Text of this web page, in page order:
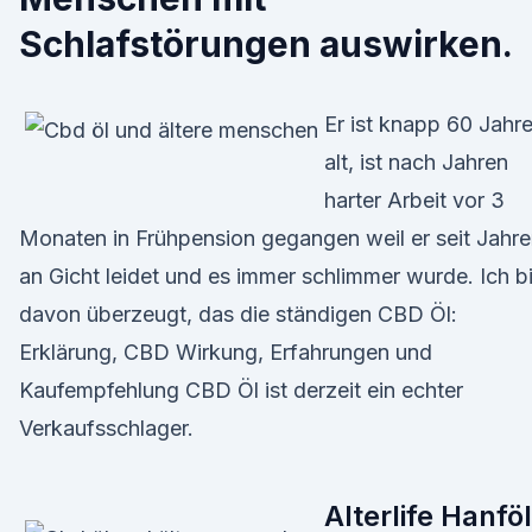
Schlafstörungen auswirken.
Er ist knapp 60 Jahre
alt, ist nach Jahren
harter Arbeit vor 3
Monaten in Frühpension gegangen weil er seit
an Gicht leidet und es immer schlimmer wurde. Ich
davon überzeugt, das die ständigen CBD Öl:
Erklärung, CBD Wirkung, Erfahrungen und
Kaufempfehlung CBD Öl ist derzeit ein echter
Verkaufsschlager.
Alterlife